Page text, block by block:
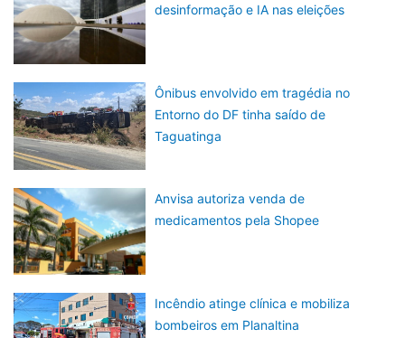
desinformação e IA nas eleições
Ônibus envolvido em tragédia no
Entorno do DF tinha saído de
Taguatinga
Anvisa autoriza venda de
medicamentos pela Shopee
Incêndio atinge clínica e mobiliza
bombeiros em Planaltina